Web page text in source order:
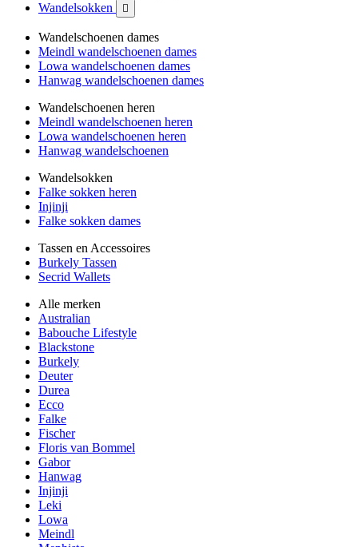
Wandelsokken 
Wandelschoenen dames
Meindl wandelschoenen dames
Lowa wandelschoenen dames
Hanwag wandelschoenen dames
Wandelschoenen heren
Meindl wandelschoenen heren
Lowa wandelschoenen heren
Hanwag wandelschoenen
Wandelsokken
Falke sokken heren
Injinji
Falke sokken dames
Tassen en Accessoires
Burkely Tassen
Secrid Wallets
Alle merken
Australian
Babouche Lifestyle
Blackstone
Burkely
Deuter
Durea
Ecco
Falke
Fischer
Floris van Bommel
Gabor
Hanwag
Injinji
Leki
Lowa
Meindl